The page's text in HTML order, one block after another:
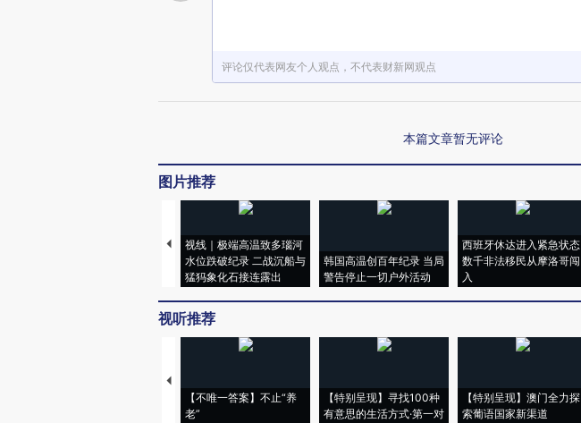
评论仅代表网友个人观点，不代表财新网观点
本篇文章暂无评论
图片推荐
视线｜极端高温致多瑙河
水位跌破纪录 二战沉船与
猛犸象化石接连露出
韩国高温创百年纪录 当局
警告停止一切户外活动
西班牙休达进入紧急状态
数千非法移民从摩洛哥闯
入
视听推荐
【不唯一答案】不止“养
老”
【特别呈现】寻找100种
有意思的生活方式·第一对
【特别呈现】澳门全力探
索葡语国家新渠道